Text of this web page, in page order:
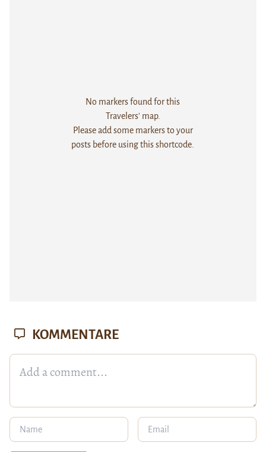
No markers found for this
Travelers' map.
Please add some markers to your
posts before using this shortcode.
KOMMENTARE